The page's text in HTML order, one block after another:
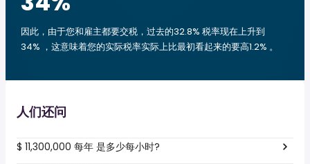
因此，由于您和雇主都要交税，过去的32.8% 税率现在上升到
34% ，这意味着您的实际税率实际上比最初看起来的要高1.2% 。
人们还问
$ 11,300,000 每年 是多少每小时?